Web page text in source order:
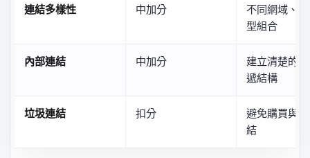
連結多樣性 中加分
不同網域、
型組合
內部連結 中加分
建立清楚的
遞結構
垃圾連結 扣分
避免購買與
結